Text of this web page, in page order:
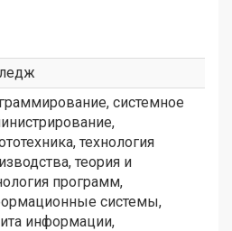
системное
технология
теория и
программ,
системы,
информации,